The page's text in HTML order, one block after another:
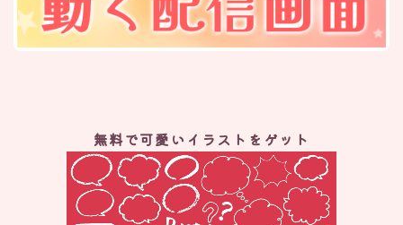
無料で可愛いイラストをゲット